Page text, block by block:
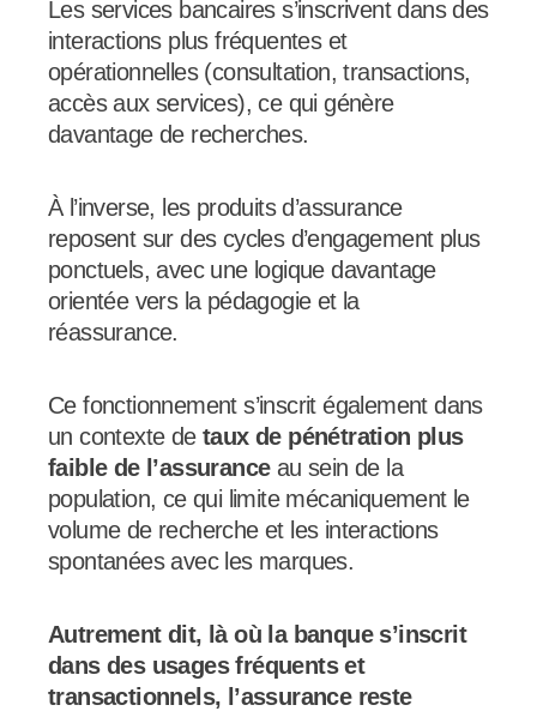
Les services bancaires s’inscrivent dans des
interactions plus fréquentes et
opérationnelles (consultation, transactions,
accès aux services), ce qui génère
davantage de recherches.
À l’inverse, les produits d’assurance
reposent sur des cycles d’engagement plus
ponctuels, avec une logique davantage
orientée vers la pédagogie et la
réassurance.
Ce fonctionnement s’inscrit également dans
un contexte detaux de pénétration plus
faible de l’assuranceau sein de la
population, ce qui limite mécaniquement le
volume de recherche et les interactions
spontanées avec les marques.
Autrement dit, là où la banque s’inscrit
dans des usages fréquents et
transactionnels, l’assurance reste